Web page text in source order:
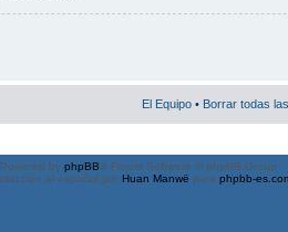
El Equipo • Borrar todas
Powered by phpBB® Forum Software © phpBB Group
al español por Huan Manwë para phpbb-